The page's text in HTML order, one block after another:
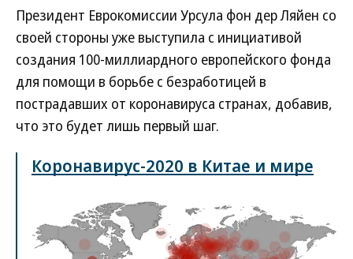
Президент Еврокомиссии Урсула фон дер Ляйен co
своей стороны уже выступила с инициативой
создания 100-миллиардного европейского фонда
для помощи в борьбе с безработицей в
пострадавших от коронавируса странах, добавив,
что это будет лишь первый шаг.
Коронавирус-2020 в Китае и мире